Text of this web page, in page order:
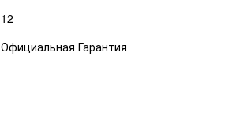
12
Официальная Гарантия